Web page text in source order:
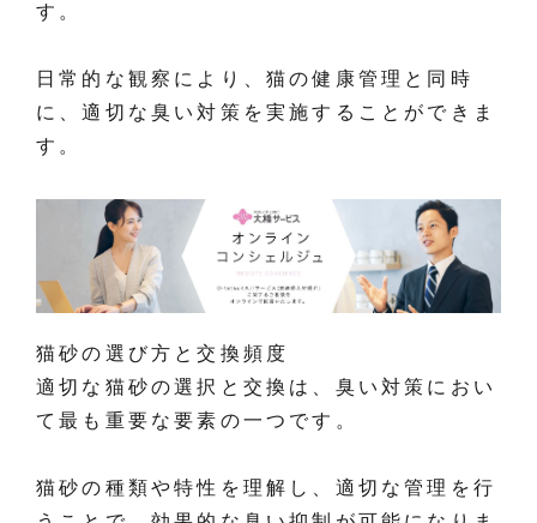
す。
日常的な観察により、猫の健康管理と同時
に、適切な臭い対策を実施することができま
す。
猫砂の選び方と交換頻度
適切な猫砂の選択と交換は、臭い対策におい
て最も重要な要素の一つです。
猫砂の種類や特性を理解し、適切な管理を行